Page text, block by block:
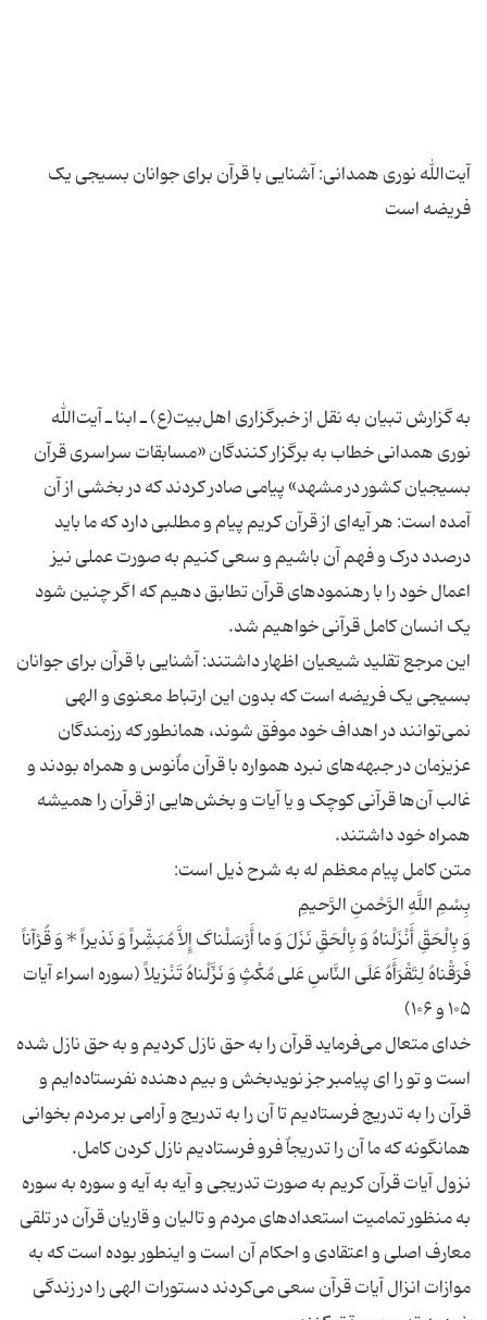
آیت‌الله نوری همدانی: آشنایی با قرآن برای جوانان بسیجی یک
به گزارش تبیان به نقل از خبرگزاری اهل‌بیت(ع) ـ ابنا ـ آیت‌الله
نوری همدانی خطاب به برگزار کنندگان «مسابقات سراسری قرآن
بسیجیان کشور در مشهد» پیامی صادر کردند که در بخشی از آن
آمده است: هر آیه‌ای از قرآن کریم پیام و مطلبی دارد که ما باید
درصدد درک و فهم آن باشیم و سعی کنیم به صورت عملی نیز
اعمال خود را با رهنمودهای قرآن تطابق دهیم که اگر چنین شود
این مرجع تقلید شیعیان اظهار داشتند: آشنایی با قرآن برای جوانان
بسیجی یک فریضه است که بدون این ارتباط معنوی و الهی
نمی‌توانند در اهداف خود موفق شوند، همانطور که رزمندگان
عزیزمان در جبهه‌های نبرد همواره با قرآن ماٌنوس و همراه بودند و
غالب آن‌ها قرآنی کوچک و یا آیات و بخش‌هایی از قرآن را همیشه
وَ بِالْحَقِّ أَنْزَلْناهُ وَ بِالْحَقِّ نَزَلَ وَ ما أَرْسَلْناکَ إِلاَّ مُبَشِّراً وَ نَذیراً * وَ قُرْآناً
فَرَقْناهُ لِتَقْرَأَهُ عَلَی النَّاسِ عَلی‏ مُکْثٍ وَ نَزَّلْناهُ تَنْزیلاً (سوره اسراء آیات
خدای متعال می‌فرماید قرآن را به حق نازل کردیم و به حق نازل شده
است و تو را ‌ای پیامبر جز نویدبخش و بیم دهنده نفرستاده‌ایم و
قرآن را به تدریج فرستادیم تا آن را به تدریج و آرامی بر مردم بخوانی
نزول آیات قرآن کریم به صورت تدریجی و آیه به آیه و سوره به سوره
به منظور تمامیت استعدادهای مردم و تالیان و قاریان قرآن در تلقی
معارف اصلی و اعتقادی و احکام آن است و اینطور بوده است که به
موازات انزال آیات قرآن سعی می‌کردند دستورات الهی را در زندگی